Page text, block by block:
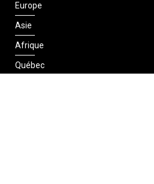
Europe
Asie
Afrique
Québec